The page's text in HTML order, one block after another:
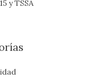
y TSSA